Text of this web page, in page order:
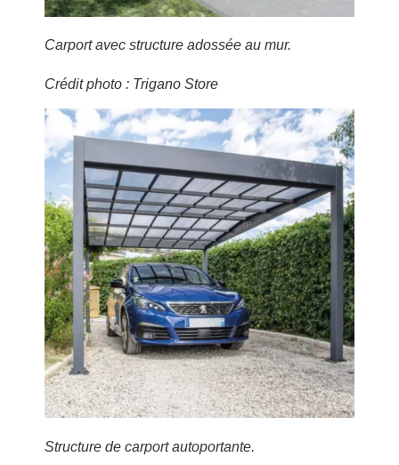
Carport avec structure adossée au mur.
Crédit photo : Trigano Store
Structure de carport autoportante.